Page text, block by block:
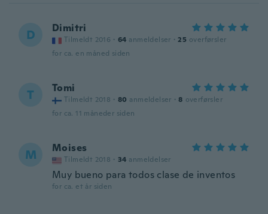
D Dimitri
Tilmeldt 2016 · 64 anmeldelser · 25 overførsler
for ca. en måned siden
T Tomi
Tilmeldt 2018 · 80 anmeldelser · 8 overførsler
for ca. 11 måneder siden
M Moises
Tilmeldt 2018 · 34 anmeldelser
Muy bueno para todos clase de inventos
for ca. et år siden